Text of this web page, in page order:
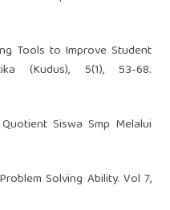
Tools to Improve Student
(Kudus), 5(1), 53-68.
Siswa Smp Melalui
Solving Ability. Vol 7,